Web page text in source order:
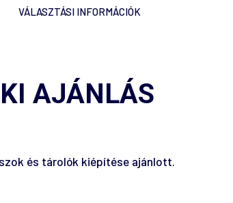
VÁLASZTÁSI INFORMÁCIÓK
AJÁNLÁS
és tárolók kiépítése ajánlott.